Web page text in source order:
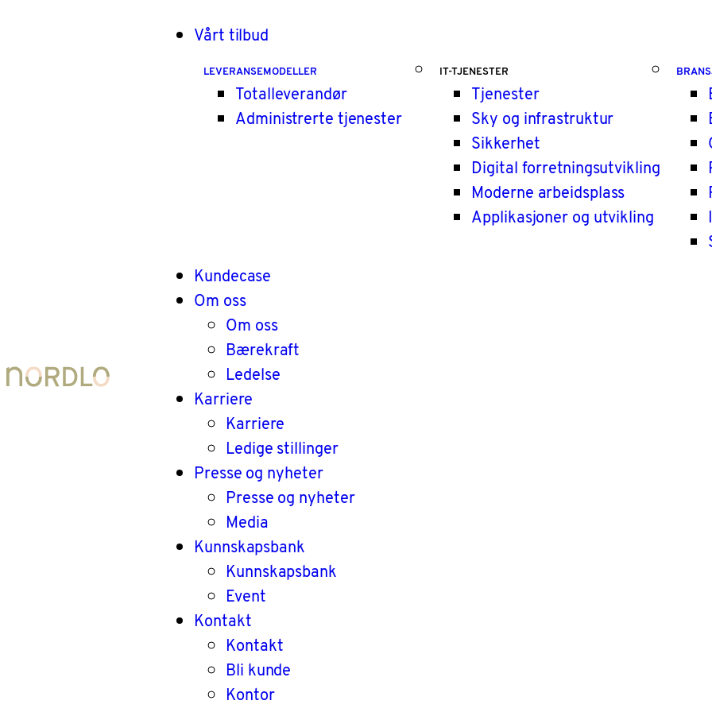
Vårt tilbud
LEVERANSEMODELLER
Totalleverandør
Administrerte tjenester
IT-TJENESTER
Tjenester
Sky og infrastruktur
Sikkerhet
Digital forretningsutvikling
Moderne arbeidsplass
Applikasjoner og utvikling
Kundecase
Om oss
Om oss
Bærekraft
Ledelse
Karriere
Karriere
Ledige stillinger
Presse og nyheter
Presse og nyheter
Media
Kunnskapsbank
Kunnskapsbank
Event
Kontakt
Kontakt
Bli kunde
Kontor